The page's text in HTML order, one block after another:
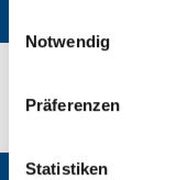
gesammelt haben.
Notwendig
Präferenzen
Statistiken